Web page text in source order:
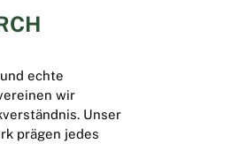
echte
wir
Unser
prägen jedes